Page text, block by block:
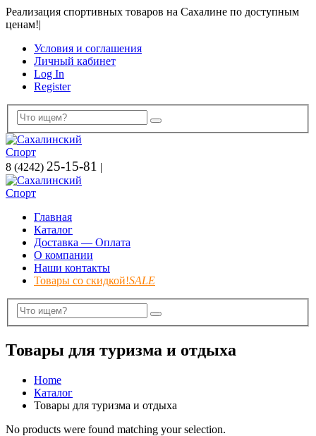
Реализация спортивных товаров на Сахалине по доступным
ценам!|
Условия и соглашения
Личный кабинет
Log In
Register
8 (4242) 25-15-81 |
Главная
Каталог
Доставка — Оплата
О компании
Наши контакты
Товары со скидкой!SALE
Товары для туризма и отдыха
Home
Каталог
Товары для туризма и отдыха
No products were found matching your selection.